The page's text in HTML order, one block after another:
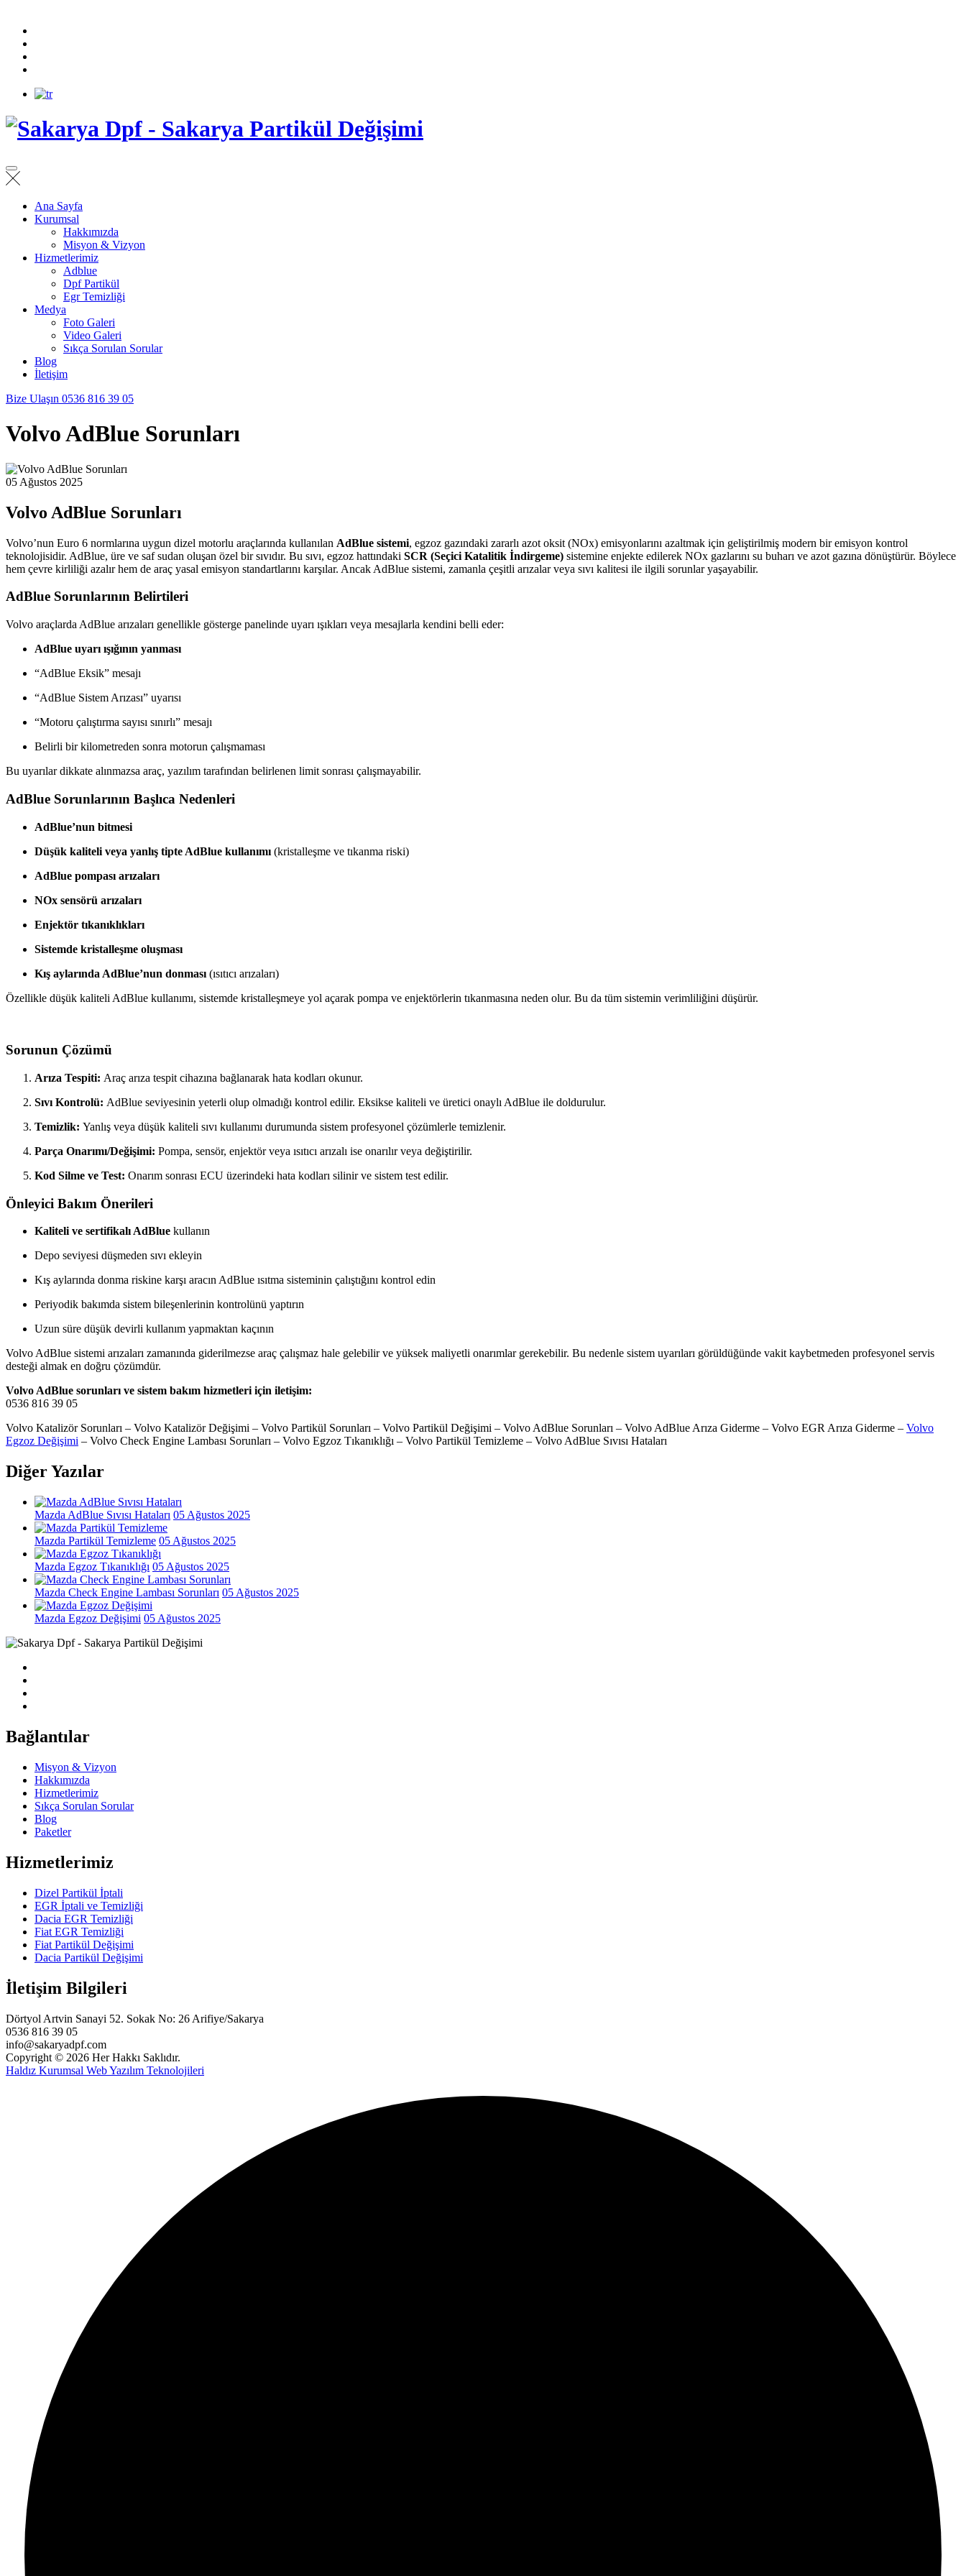
Ana Sayfa
Kurumsal
Hakkımızda
Misyon & Vizyon
Hizmetlerimiz
Adblue
Dpf Partikül
Egr Temizliği
Medya
Foto Galeri
Video Galeri
Sıkça Sorulan Sorular
Blog
İletişim
Bize Ulaşın 0536 816 39 05
Volvo AdBlue Sorunları
05 Ağustos 2025
Volvo AdBlue Sorunları
Volvo’nun Euro 6 normlarına uygun dizel motorlu araçlarında kullanılan AdBlue sistemi, egzoz gazındaki zararlı azot oksit (NOx) emisyonlarını azaltmak için geliştirilmiş modern bir emisyon kontrol
teknolojisidir. AdBlue, üre ve saf sudan oluşan özel bir sıvıdır. Bu sıvı, egzoz hattındaki SCR (Seçici Katalitik İndirgeme) sistemine enjekte edilerek NOx gazlarını su buharı ve azot gazına dönüştürür. Böylece
hem çevre kirliliği azalır hem de araç yasal emisyon standartlarını karşılar. Ancak AdBlue sistemi, zamanla çeşitli arızalar veya sıvı kalitesi ile ilgili sorunlar yaşayabilir.
AdBlue Sorunlarının Belirtileri
Volvo araçlarda AdBlue arızaları genellikle gösterge panelinde uyarı ışıkları veya mesajlarla kendini belli eder:
AdBlue uyarı ışığının yanması
“AdBlue Eksik” mesajı
“AdBlue Sistem Arızası” uyarısı
“Motoru çalıştırma sayısı sınırlı” mesajı
Belirli bir kilometreden sonra motorun çalışmaması
Bu uyarılar dikkate alınmazsa araç, yazılım tarafından belirlenen limit sonrası çalışmayabilir.
AdBlue Sorunlarının Başlıca Nedenleri
AdBlue’nun bitmesi
Düşük kaliteli veya yanlış tipte AdBlue kullanımı (kristalleşme ve tıkanma riski)
AdBlue pompası arızaları
NOx sensörü arızaları
Enjektör tıkanıklıkları
Sistemde kristalleşme oluşması
Kış aylarında AdBlue’nun donması (ısıtıcı arızaları)
Özellikle düşük kaliteli AdBlue kullanımı, sistemde kristalleşmeye yol açarak pompa ve enjektörlerin tıkanmasına neden olur. Bu da tüm sistemin verimliliğini düşürür.
Sorunun Çözümü
Arıza Tespiti: Araç arıza tespit cihazına bağlanarak hata kodları okunur.
Sıvı Kontrolü: AdBlue seviyesinin yeterli olup olmadığı kontrol edilir. Eksikse kaliteli ve üretici onaylı AdBlue ile doldurulur.
Temizlik: Yanlış veya düşük kaliteli sıvı kullanımı durumunda sistem profesyonel çözümlerle temizlenir.
Parça Onarımı/Değişimi: Pompa, sensör, enjektör veya ısıtıcı arızalı ise onarılır veya değiştirilir.
Kod Silme ve Test: Onarım sonrası ECU üzerindeki hata kodları silinir ve sistem test edilir.
Önleyici Bakım Önerileri
Kaliteli ve sertifikalı AdBlue kullanın
Depo seviyesi düşmeden sıvı ekleyin
Kış aylarında donma riskine karşı aracın AdBlue ısıtma sisteminin çalıştığını kontrol edin
Periyodik bakımda sistem bileşenlerinin kontrolünü yaptırın
Uzun süre düşük devirli kullanım yapmaktan kaçının
Volvo AdBlue sistemi arızaları zamanında giderilmezse araç çalışmaz hale gelebilir ve yüksek maliyetli onarımlar gerekebilir. Bu nedenle sistem uyarıları görüldüğünde vakit kaybetmeden profesyonel servis
desteği almak en doğru çözümdür.
Volvo AdBlue sorunları ve sistem bakım hizmetleri için iletişim:
0536 816 39 05
Volvo Katalizör Sorunları – Volvo Katalizör Değişimi – Volvo Partikül Sorunları – Volvo Partikül Değişimi – Volvo AdBlue Sorunları – Volvo AdBlue Arıza Giderme – Volvo EGR Arıza Giderme – Volvo
Egzoz Değişimi – Volvo Check Engine Lambası Sorunları – Volvo Egzoz Tıkanıklığı – Volvo Partikül Temizleme – Volvo AdBlue Sıvısı Hataları
Diğer Yazılar
Mazda AdBlue Sıvısı Hataları 05 Ağustos 2025
Mazda Partikül Temizleme 05 Ağustos 2025
Mazda Egzoz Tıkanıklığı 05 Ağustos 2025
Mazda Check Engine Lambası Sorunları 05 Ağustos 2025
Mazda Egzoz Değişimi 05 Ağustos 2025
Bağlantılar
Misyon & Vizyon
Hakkımızda
Hizmetlerimiz
Sıkça Sorulan Sorular
Blog
Paketler
Hizmetlerimiz
Dizel Partikül İptali
EGR İptali ve Temizliği
Dacia EGR Temizliği
Fiat EGR Temizliği
Fiat Partikül Değişimi
Dacia Partikül Değişimi
İletişim Bilgileri
Dörtyol Artvin Sanayi 52. Sokak No: 26 Arifiye/Sakarya
0536 816 39 05
info@sakaryadpf.com
Copyright © 2026 Her Hakkı Saklıdır.
Haldız Kurumsal Web Yazılım Teknolojileri